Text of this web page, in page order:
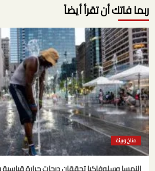
ربما فاتك أن تقرأ أيضاً
مناخ وبيئة